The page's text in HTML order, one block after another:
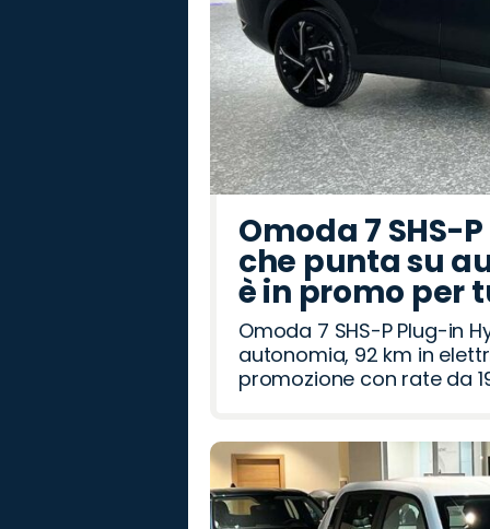
Omoda 7 SHS-
che punta su
è in promo per
Omoda 7 SHS-P Plug-in
autonomia, 92 km in
promozione con rate da